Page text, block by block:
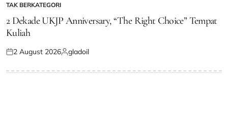
POSTED
TAK BERKATEGORI
2 Dekade UKJP Anniversary, “The Right Choice” Tempat
Kuliah
Posted
2 August 2026Posted
gladoil